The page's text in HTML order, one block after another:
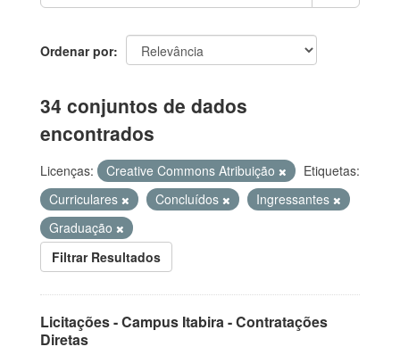
Ordenar por
34 conjuntos de dados
encontrados
Licenças: Creative Commons Atribuição
Etiquetas:
Curriculares
Concluídos
Ingressantes
Graduação
Filtrar Resultados
Licitações - Campus Itabira - Contratações
Diretas